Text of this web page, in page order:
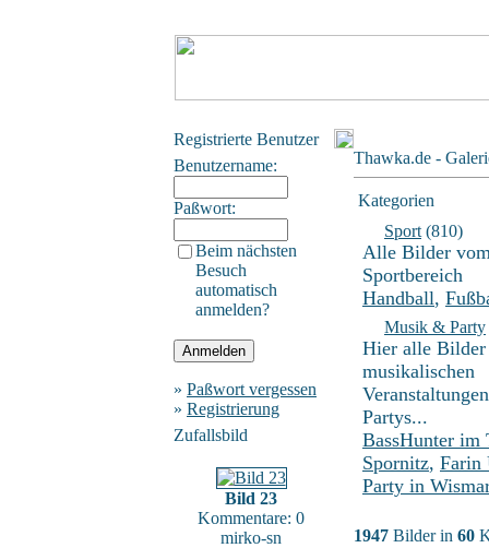
Registrierte Benutzer
Benutzername:
Paßwort:
Beim nächsten
Besuch
automatisch
anmelden?
» Paßwort vergessen
» Registrierung
Zufallsbild
Bild 23
Kommentare: 0
mirko-sn
Thawka.de -
Kategorien
Sport (810)
Alle Bilder
Sportbereich
Handball,
Musik & Party
Hier alle
musikalischen
Partys...
BassHunter im
Spornitz, Farin
Party in
1947 Bilder in 60